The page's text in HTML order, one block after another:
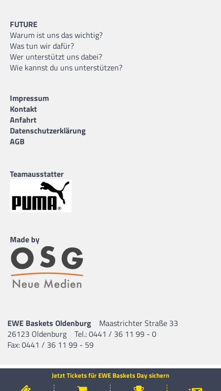
Jetzt Tickets für EWE Baskets Day sichern
FUTURE
Warum ist uns das wichtig?
Was tun wir dafür?
Wer unterstützt uns dabei?
Wie kannst du uns unterstützen?
Impressum
Kontakt
Anfahrt
Datenschutzerklärung
AGB
Teamausstatter
Made by
EWE Baskets Oldenburg
Maastrichter Straße 33
26123 Oldenburg
Tel.: 0441 / 36 11 99 - 0
Fax: 0441 / 36 11 99 - 59